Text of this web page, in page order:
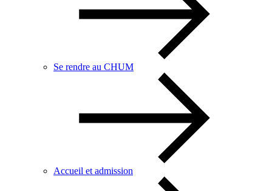
Se rendre au CHUM
Accueil et admission